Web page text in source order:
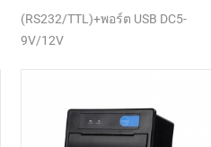
เสร็จของเครื่องพิมพ์
(RS232/TTL)+พอร์ต USB DC5-
9V/12V